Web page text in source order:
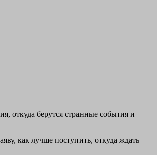
откуда берутся странные события и
как лучше поступить, откуда ждать